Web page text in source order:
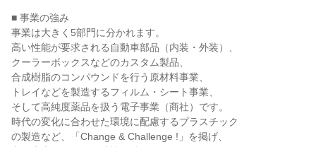
■ 事業の強み
事業は大きく5部門に分かれます。
高い性能が要求される自動車部品（内装・外装）、
クーラーボックスなどのカスタム製品、
合成樹脂のコンパウンドを行う原材料事業、
トレイなどを製造するフィルム・シート事業、
そして高純度薬品を扱う電子事業（商社）です。
時代の変化に合わせた環境に配慮するプラスチック
の製造など、「Change & Challenge !」を掲げ、